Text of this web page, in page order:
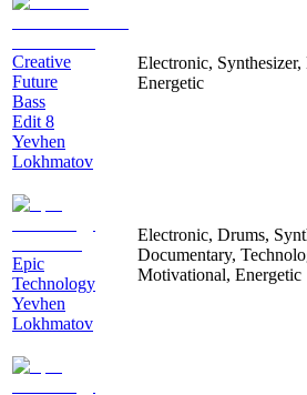
Creative
Future
Bass
Edit 8
Yevhen
Lokhmatov
Electronic, Synthesizer,
Energetic
Epic
Technology
Yevhen
Lokhmatov
Electronic, Drums,
Documentary,
Motivational, Energetic